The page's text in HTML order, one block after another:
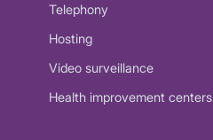
Telephony
Hosting
Video surveillance
Health improvement centers